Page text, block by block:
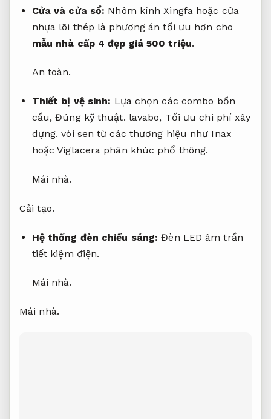
Cửa và cửa sổ: Nhôm kính Xingfa hoặc cửa
nhựa lõi thép là phương án tối ưu hơn cho
mẫu nhà cấp 4 đẹp giá 500 triệu.
An toàn.
Thiết bị vệ sinh: Lựa chọn các combo bồn
cầu,Đúng kỹ thuật. lavabo, Tối ưu chi phí xây
dựng. vòi sen từ các thương hiệu như Inax
hoặc Viglacera phân khúc phổ thông.
Mái nhà.
Cải tạo.
Hệ thống đèn chiếu sáng: Đèn LED âm trần
tiết kiệm điện.
Mái nhà.
Mái nhà.